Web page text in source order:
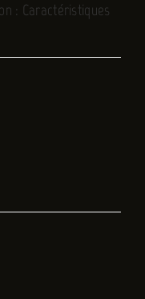
: Caractéristiques